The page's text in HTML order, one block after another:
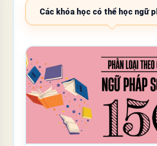
Các khóa học có thể học ngữ